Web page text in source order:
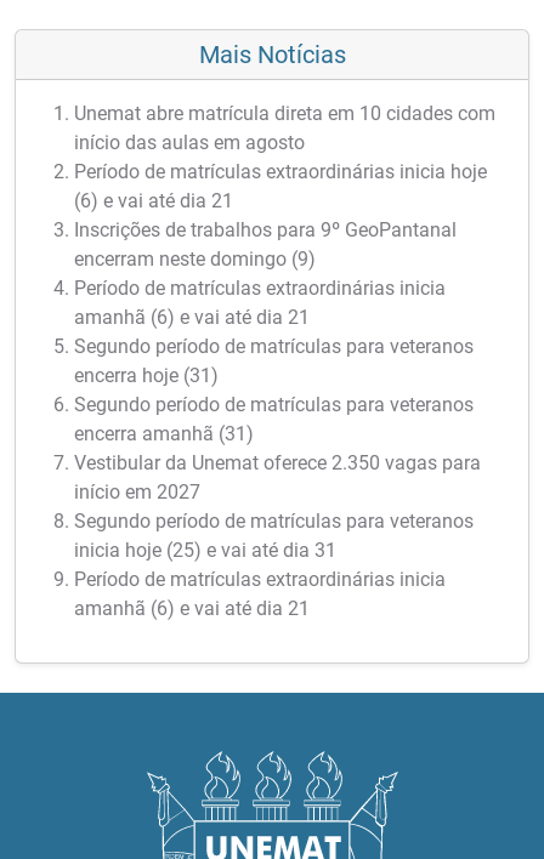
Mais Notícias
Unemat abre matrícula direta em 10 cidades com
início das aulas em agosto
Período de matrículas extraordinárias inicia hoje
(6) e vai até dia 21
Inscrições de trabalhos para 9º GeoPantanal
encerram neste domingo (9)
Período de matrículas extraordinárias inicia
amanhã (6) e vai até dia 21
Segundo período de matrículas para veteranos
encerra hoje (31)
Segundo período de matrículas para veteranos
encerra amanhã (31)
Vestibular da Unemat oferece 2.350 vagas para
início em 2027
Segundo período de matrículas para veteranos
inicia hoje (25) e vai até dia 31
Período de matrículas extraordinárias inicia
amanhã (6) e vai até dia 21